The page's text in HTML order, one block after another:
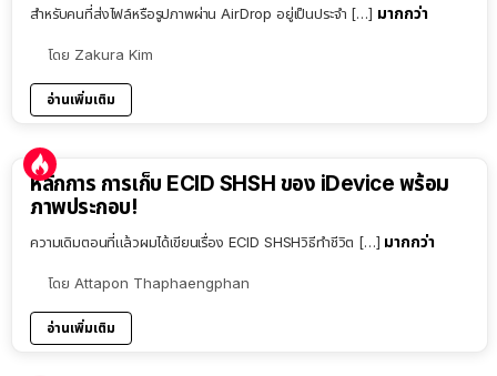
สำหรับคนที่ส่งไฟล์หรือรูปภาพผ่าน AirDrop อยู่เป็นประจำ […] มากกว่า
โดย Zakura Kim
อ่านเพิ่มเติม
หลักการ การเก็บ ECID SHSH ของ iDevice พร้อม
ภาพประกอบ!
ความเดิมตอนที่แล้วผมได้เขียนเรื่อง ECID SHSHวิธีทำชีวิต […] มากกว่า
โดย Attapon Thaphaengphan
อ่านเพิ่มเติม